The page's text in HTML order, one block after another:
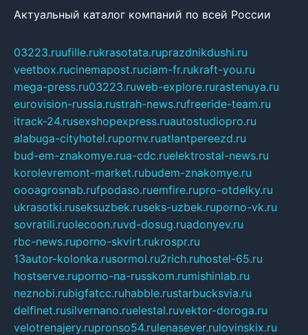
Актуальный каталог компаний по всей России
03223.ruufille.rukrasotata.ruprazdnikdushi.ru
veetbox.rucinemapost.ruciam-fr.rukraft-you.ru
mega-press.ru03223.ruweb-explore.rurastenuya.ru
eurovision-russia.rustrah-news.rufreeride-team.ru
itrack-24.rusexshopexpress.ruautostudiopro.ru
alabuga-cityhotel.rupornv.ruatlantpereezd.ru
bud-em-znakomye.rua-cdc.ruelektrostal-news.ru
korolevremont-market.rubudem-znakomye.ru
oooagrosnab.rufpodaso.ruemfire.rupro-otdelky.ru
ukrasotki.ruseksuzbek.ruseks-uzbek.ruporno-vk.ru
sovratili.ruolecoon.ruvd-dosug.ruadonyev.ru
rbc-news.ruporno-skvirt.rukrospr.ru
13autor-kolonka.rusormol.ru2rich.ruhostel-65.ru
hostserve.ruporno-na-russkom.rumishinlab.ru
neznobi.rubigfatcc.ruhabble.rustarbucksvia.ru
delfinet.rusilvernano.ruelestal.ruvektor-doroga.ru
velotrenajery.rupronso54.rulenasever.rulovinskix.ru